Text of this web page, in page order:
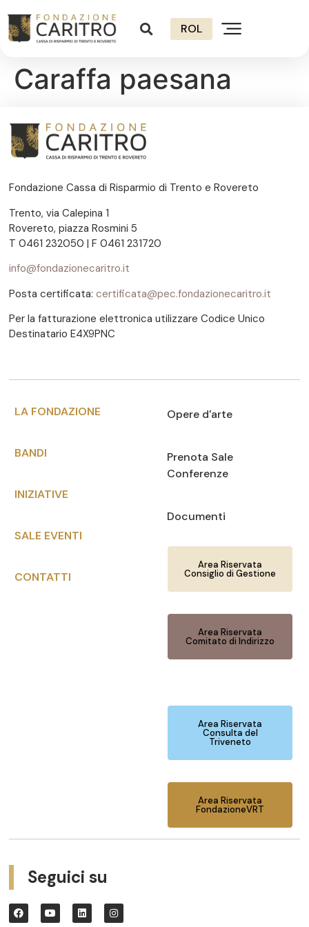
ROL
Caraffa paesana
Fondazione Cassa di Risparmio di Trento e Rovereto
Trento, via Calepina 1
Rovereto, piazza Rosmini 5
T 0461 232050 | F 0461 231720
info@fondazionecaritro.it
Posta certificata: certificata@pec.fondazionecaritro.it
Per la fatturazione elettronica utilizzare Codice Unico
Destinatario E4X9PNC
LA FONDAZIONE
BANDI
INIZIATIVE
SALE EVENTI
CONTATTI
Opere d'arte
Prenota Sale
Conferenze
Documenti
Area Riservata
Consiglio di Gestione
Area Riservata
Comitato di Indirizzo
Area Riservata
Consulta del
Triveneto
Area Riservata
FondazioneVRT
Seguici su